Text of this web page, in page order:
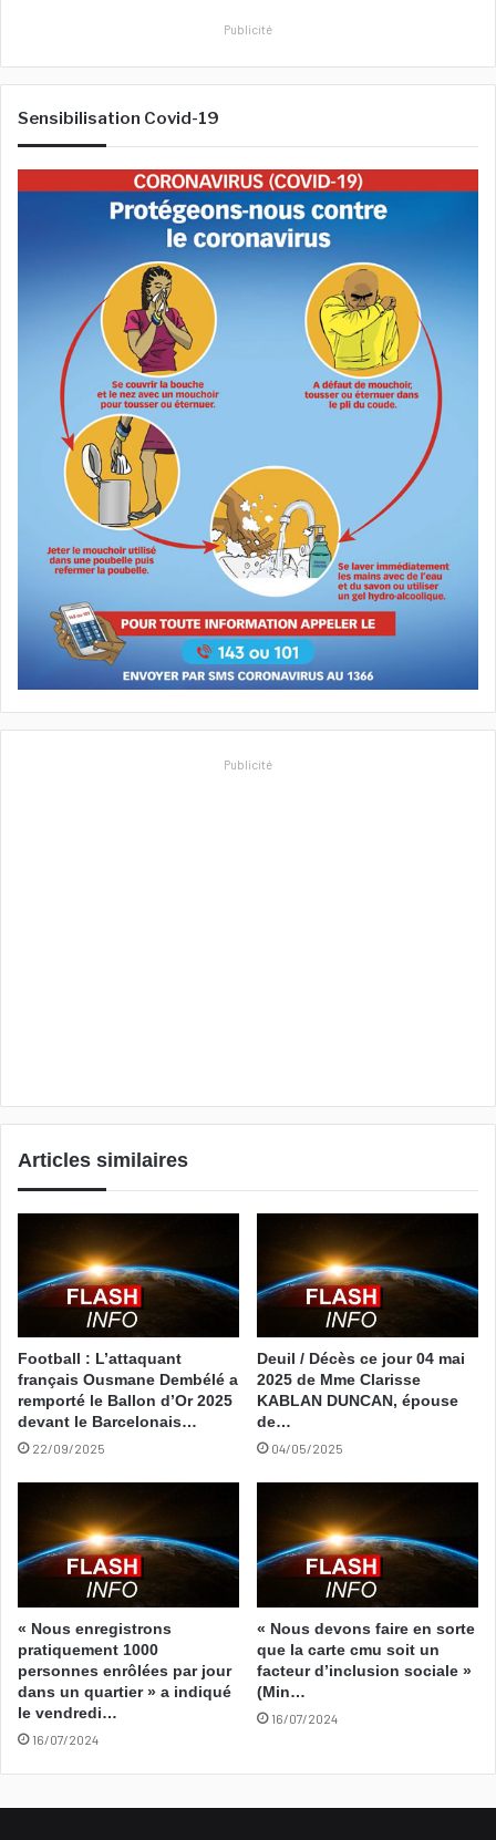
Publicité
Sensibilisation Covid-19
Publicité
Articles similaires
Football : L’attaquant
français Ousmane Dembélé a
remporté le Ballon d’Or 2025
devant le Barcelonais…
22/09/2025
Deuil / Décès ce jour 04 mai
2025 de Mme Clarisse
KABLAN DUNCAN, épouse
de…
04/05/2025
« Nous enregistrons
pratiquement 1000
personnes enrôlées par jour
dans un quartier » a indiqué
le vendredi…
16/07/2024
« Nous devons faire en sorte
que la carte cmu soit un
facteur d’inclusion sociale »
(Min…
16/07/2024